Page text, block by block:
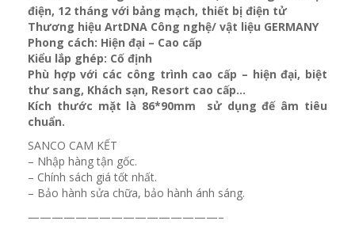
điện, 12 tháng với bảng mạch, thiết bị điện tử
Thương hiệu ArtDNA Công nghệ/ vật liệu GERMANY
Phong cách: Hiện đại – Cao cấp
Kiểu lắp ghép: Cố định
Phù hợp với các công trình cao cấp – hiện đại, biệt
thư sang, Khách sạn, Resort cao cấp…
Kích thước mặt là 86*90mm sử dụng đế âm tiêu
chuẩn.
SANCO CAM KẾT
– Nhập hàng tận gốc.
– Chính sách giá tốt nhất.
– Bảo hành sửa chữa, bảo hành ánh sáng.
————————————————–